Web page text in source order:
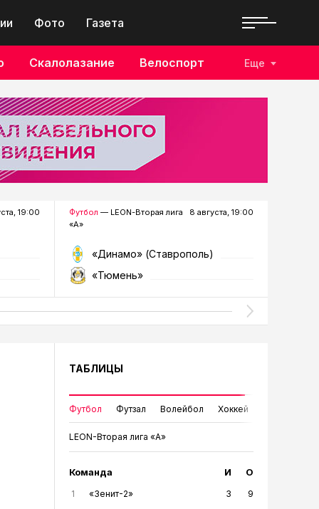
Фото Газета
Скалолазание Велоспорт Еще
19:00 Футбол — LEON-Вторая лига
«А»
8 августа, 19:00
«Динамо» (Ставрополь)
«Тюмень»
ТАБЛИЦЫ
Футбол Футзал Волейбол Хоккей
LEON-Вторая лига «А»
Команда И О
1 «Зенит-2» 3
9